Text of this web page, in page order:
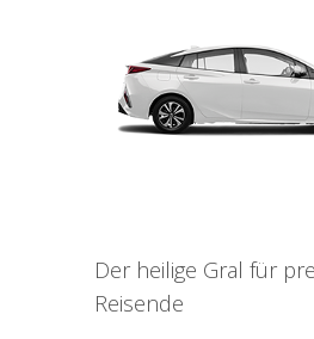
Der heilige Gral für
Reisende